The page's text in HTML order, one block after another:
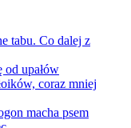
tabu. Co dalej z
od upałów
coraz mniej
macha psem